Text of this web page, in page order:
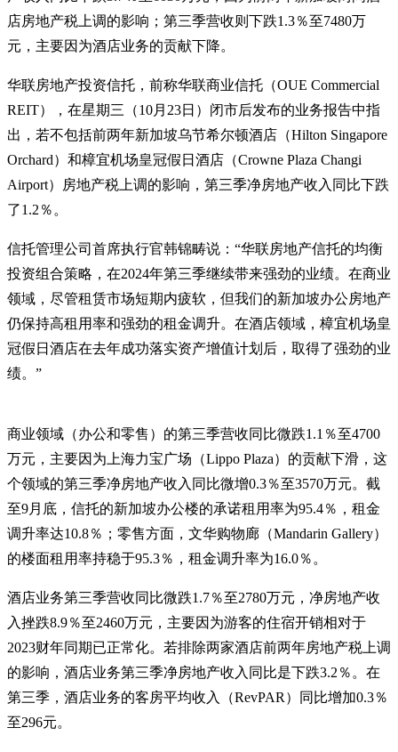
店房地产税上调的影响；第三季营收则下跌1.3％至7480万
元，主要因为酒店业务的贡献下降。
华联房地产投资信托，前称华联商业信托（OUE Commercial
REIT），在星期三（10月23日）闭市后发布的业务报告中指
出，若不包括前两年新加坡乌节希尔顿酒店（Hilton Singapore
Orchard）和樟宜机场皇冠假日酒店（Crowne Plaza Changi
Airport）房地产税上调的影响，第三季净房地产收入同比下跌
了1.2％。
信托管理公司首席执行官韩锦畴说：“华联房地产信托的均衡
投资组合策略，在2024年第三季继续带来强劲的业绩。在商业
领域，尽管租赁市场短期内疲软，但我们的新加坡办公房地产
仍保持高租用率和强劲的租金调升。在酒店领域，樟宜机场皇
冠假日酒店在去年成功落实资产增值计划后，取得了强劲的业
绩。”
商业领域（办公和零售）的第三季营收同比微跌1.1％至4700
万元，主要因为上海力宝广场（Lippo Plaza）的贡献下滑，这
个领域的第三季净房地产收入同比微增0.3％至3570万元。截
至9月底，信托的新加坡办公楼的承诺租用率为95.4％，租金
调升率达10.8％；零售方面，文华购物廊（Mandarin Gallery）
的楼面租用率持稳于95.3％，租金调升率为16.0％。
酒店业务第三季营收同比微跌1.7％至2780万元，净房地产收
入挫跌8.9％至2460万元，主要因为游客的住宿开销相对于
2023财年同期已正常化。若排除两家酒店前两年房地产税上调
的影响，酒店业务第三季净房地产收入同比是下跌3.2％。在
第三季，酒店业务的客房平均收入（RevPAR）同比增加0.3％
至296元。